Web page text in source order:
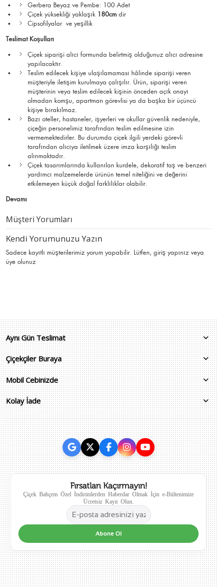
Gerbera Beyaz ve Pembe: 100 Adet
Çiçek yüksekliği yaklaşık 180cm dir
Cipsofilyalar ve yeşillik
Teslimat Koşulları
Çiçek siparişi alıcı formunda belirtmiş olduğunuz alıcı adresine
yapılacaktır.
Teslim edilecek kişiye ulaşılamaması hâlinde siparişi veren
müşteriyle iletişim kurulmaya çalışılır. Ürün, siparişi veren
müşterinin veya teslim edilecek kişinin önceden açık onayı
olmadan komşu, apartman görevlisi ya da başka bir üçüncü
kişiye bırakılmaz.
Bazı oteller, hastaneler, işyerleri ve okullar güvenlik nedeniyle,
çiçeğin personelimiz tarafından teslim edilmesine izin
vermemektedirler. Bu durumda çiçek ilgili yerdeki görevli
tarafından alıcıya iletilmek üzere imza karşılığı teslim
alınmaktadır.
Çiçek tasarımlarında kullanılan kurdele, dekoratif taş ve benzeri
yardımcı malzemelerde ürünün temel niteliğini ve değerini
etkilemeyen küçük doğal farklılıklar olabilir.
Devamı
Müşteri Yorumları
Kendi Yorumunuzu Yazın
Sadece kayıtlı müşterilerimiz yorum yapabilir. Lütfen, giriş yapınız veya
üye olunuz
Aynı Gün Teslimat
Çiçekçiler Buraya
Mobil Cebinizde
Kolay İade
Fırsatları Kaçırmayın!
Çiçek Bahçem Özel İndirimlerden Haberdar Olmak İçin e-Bültenimize
Ücretsiz Kayıt Olun.
Abone Ol